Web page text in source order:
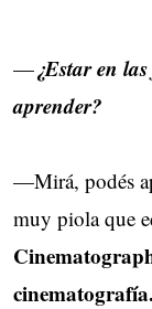
—¿Estar en
aprender?
—Mirá, podés
muy piola que
cinematografía.